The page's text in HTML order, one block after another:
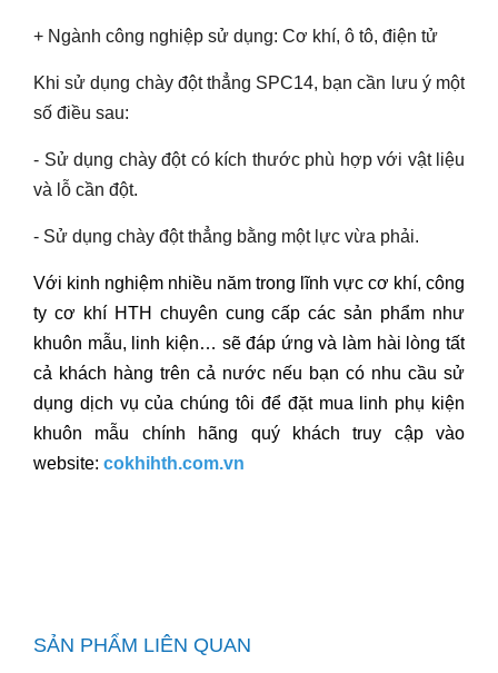
+ Ngành công nghiệp sử dụng: Cơ khí, ô tô, điện tử
Khi sử dụng chày đột thẳng SPC14, bạn cần lưu ý một
số điều sau:
- Sử dụng chày đột có kích thước phù hợp với vật liệu
và lỗ cần đột.
- Sử dụng chày đột thẳng bằng một lực vừa phải.
Với kinh nghiệm nhiều năm trong lĩnh vực cơ khí, công
ty cơ khí HTH chuyên cung cấp các sản phẩm như
khuôn mẫu, linh kiện… sẽ đáp ứng và làm hài lòng tất
cả khách hàng trên cả nước nếu bạn có nhu cầu sử
dụng dịch vụ của chúng tôi để đặt mua linh phụ kiện
khuôn mẫu chính hãng quý khách truy cập vào
website: cokhihth.com.vn
SẢN PHẨM LIÊN QUAN